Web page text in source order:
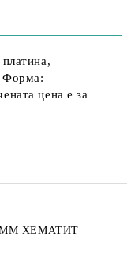
Форма:
цена е за
ХЕМАТИТ